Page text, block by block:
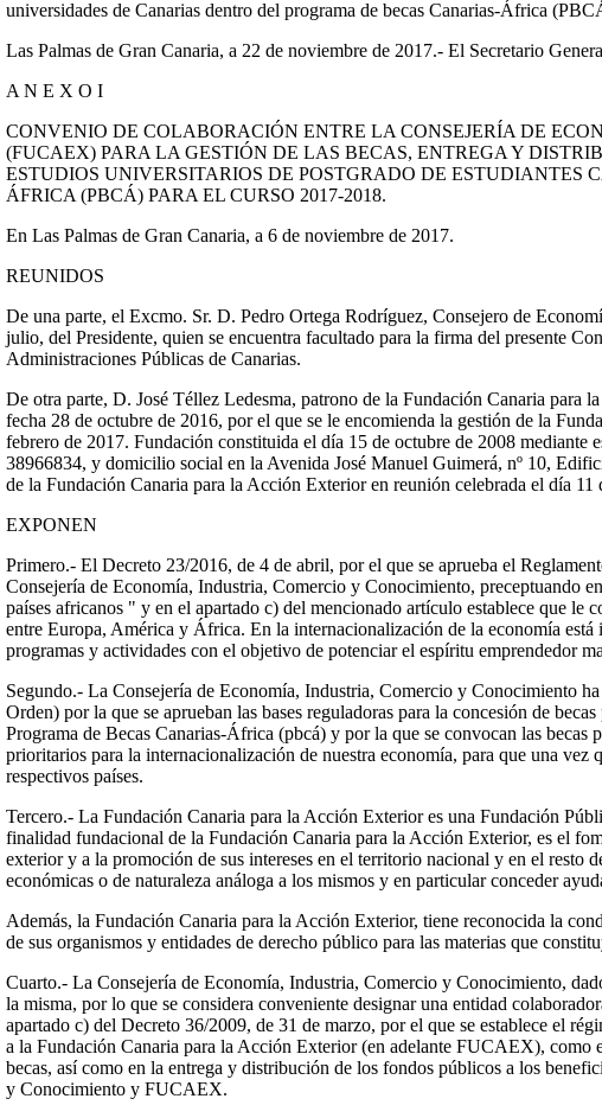
universidades de Canarias dentro del programa de becas Canarias-África
Las Palmas de Gran Canaria, a 22 de noviembre de 2017.- El Secretario
A N E X O I
CONVENIO DE COLABORACIÓN ENTRE LA CONSEJERÍA DE
(FUCAEX) PARA LA GESTIÓN DE LAS BECAS, ENTREGA Y
ESTUDIOS UNIVERSITARIOS DE POSTGRADO DE
ÁFRICA (PBCÁ) PARA EL CURSO 2017-2018.
En Las Palmas de Gran Canaria, a 6 de noviembre de 2017.
REUNIDOS
De una parte, el Excmo. Sr. D. Pedro Ortega Rodríguez, Consejero de
julio, del Presidente, quien se encuentra facultado para la firma del presente
Administraciones Públicas de Canarias.
De otra parte, D. José Téllez Ledesma, patrono de la Fundación Canaria
fecha 28 de octubre de 2016, por el que se le encomienda la gestión de la
febrero de 2017. Fundación constituida el día 15 de octubre de 2008
38966834, y domicilio social en la Avenida José Manuel Guimerá, nº 10,
de la Fundación Canaria para la Acción Exterior en reunión celebrada el día 11
EXPONEN
Primero.- El Decreto 23/2016, de 4 de abril, por el que se aprueba el
Consejería de Economía, Industria, Comercio y Conocimiento, preceptuando
países africanos " y en el apartado c) del mencionado artículo establece que
entre Europa, América y África. En la internacionalización de la economía
programas y actividades con el objetivo de potenciar el espíritu emprendedor
Segundo.- La Consejería de Economía, Industria, Comercio y Conocimiento
Orden) por la que se aprueban las bases reguladoras para la concesión de
Programa de Becas Canarias-África (pbcá) y por la que se convocan las
prioritarios para la internacionalización de nuestra economía, para que una
respectivos países.
Tercero.- La Fundación Canaria para la Acción Exterior es una Fundación
finalidad fundacional de la Fundación Canaria para la Acción Exterior, es el
exterior y a la promoción de sus intereses en el territorio nacional y en el resto
económicas o de naturaleza análoga a los mismos y en particular conceder
Además, la Fundación Canaria para la Acción Exterior, tiene reconocida la
de sus organismos y entidades de derecho público para las materias que
Cuarto.- La Consejería de Economía, Industria, Comercio y Conocimiento,
la misma, por lo que se considera conveniente designar una entidad
apartado c) del Decreto 36/2009, de 31 de marzo, por el que se establece el
a la Fundación Canaria para la Acción Exterior (en adelante FUCAEX), como
becas, así como en la entrega y distribución de los fondos públicos a los
y Conocimiento y FUCAEX.